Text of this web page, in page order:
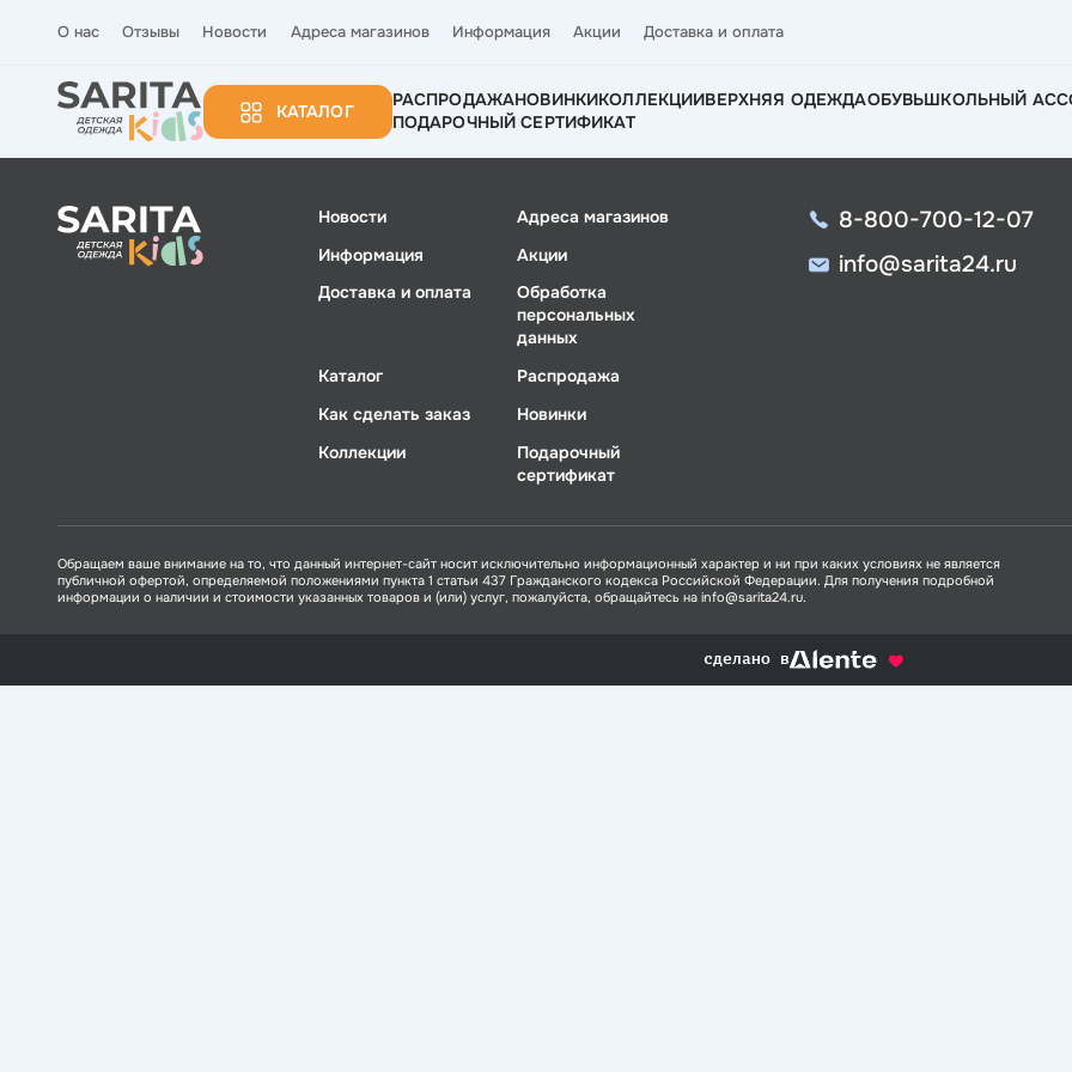
О нас Отзывы Новости Адреса магазинов Информация Акции Доставка и оплата
КАТАЛОГ
РАСПРОДАЖАНОВИНКИКОЛЛЕКЦИИВЕРХНЯЯ ОДЕЖДАОБУВЬШКОЛЬНЫЙ
ПОДАРОЧНЫЙ СЕРТИФИКАТ
Новости
Адреса магазинов
Информация
Акции
Доставка и оплата
Обработка
персональных
данных
Каталог
Распродажа
Как сделать заказ
Новинки
Коллекции
Подарочный
сертификат
8-800-700-12-07
info@sarita24.ru
Обращаем ваше внимание на то, что данный интернет-сайт носит исключительно информационный характер и ни при каких условиях не является
публичной офертой, определяемой положениями пункта 1 статьи 437 Гражданского кодекса Российской Федерации. Для получения подробной
информации о наличии и стоимости указанных товаров и (или) услуг, пожалуйста, обращайтесь на info@sarita24.ru.
сделано в alente